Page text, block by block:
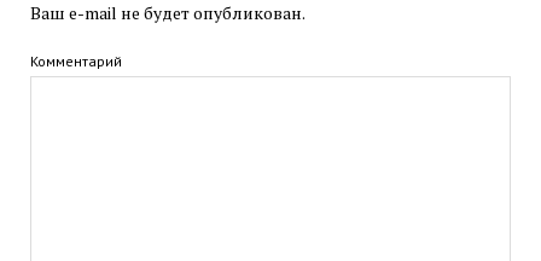
Ваш e-mail не будет опубликован.
Комментарий